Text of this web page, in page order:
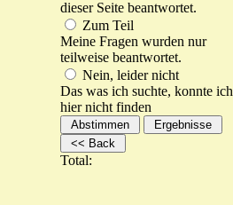
dieser Seite beantwortet.
Zum Teil
Meine Fragen wurden nur
teilweise beantwortet.
Nein, leider nicht
Das was ich suchte, konnte ich
hier nicht finden
Total: